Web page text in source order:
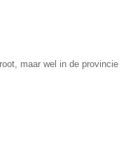
maar wel in de provincie